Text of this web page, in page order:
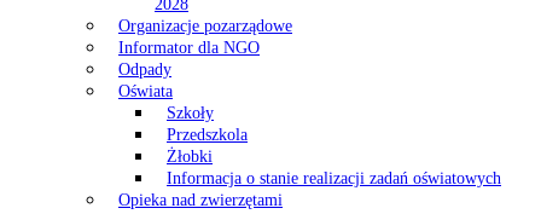
2028
Organizacje pozarządowe
Informator dla NGO
Odpady
Oświata
Szkoły
Przedszkola
Żłobki
Informacja o stanie realizacji zadań oświatowych
Opieka nad zwierzętami